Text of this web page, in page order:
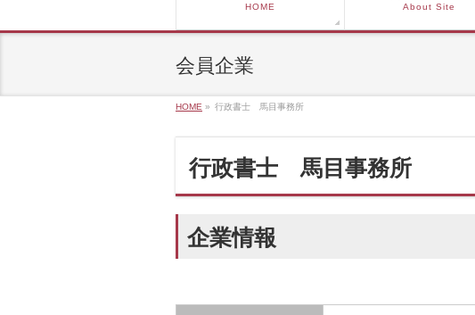
HOME About Site
会員企業
HOME » 行政書士 馬目事務所
行政書士 馬目事務所
企業情報